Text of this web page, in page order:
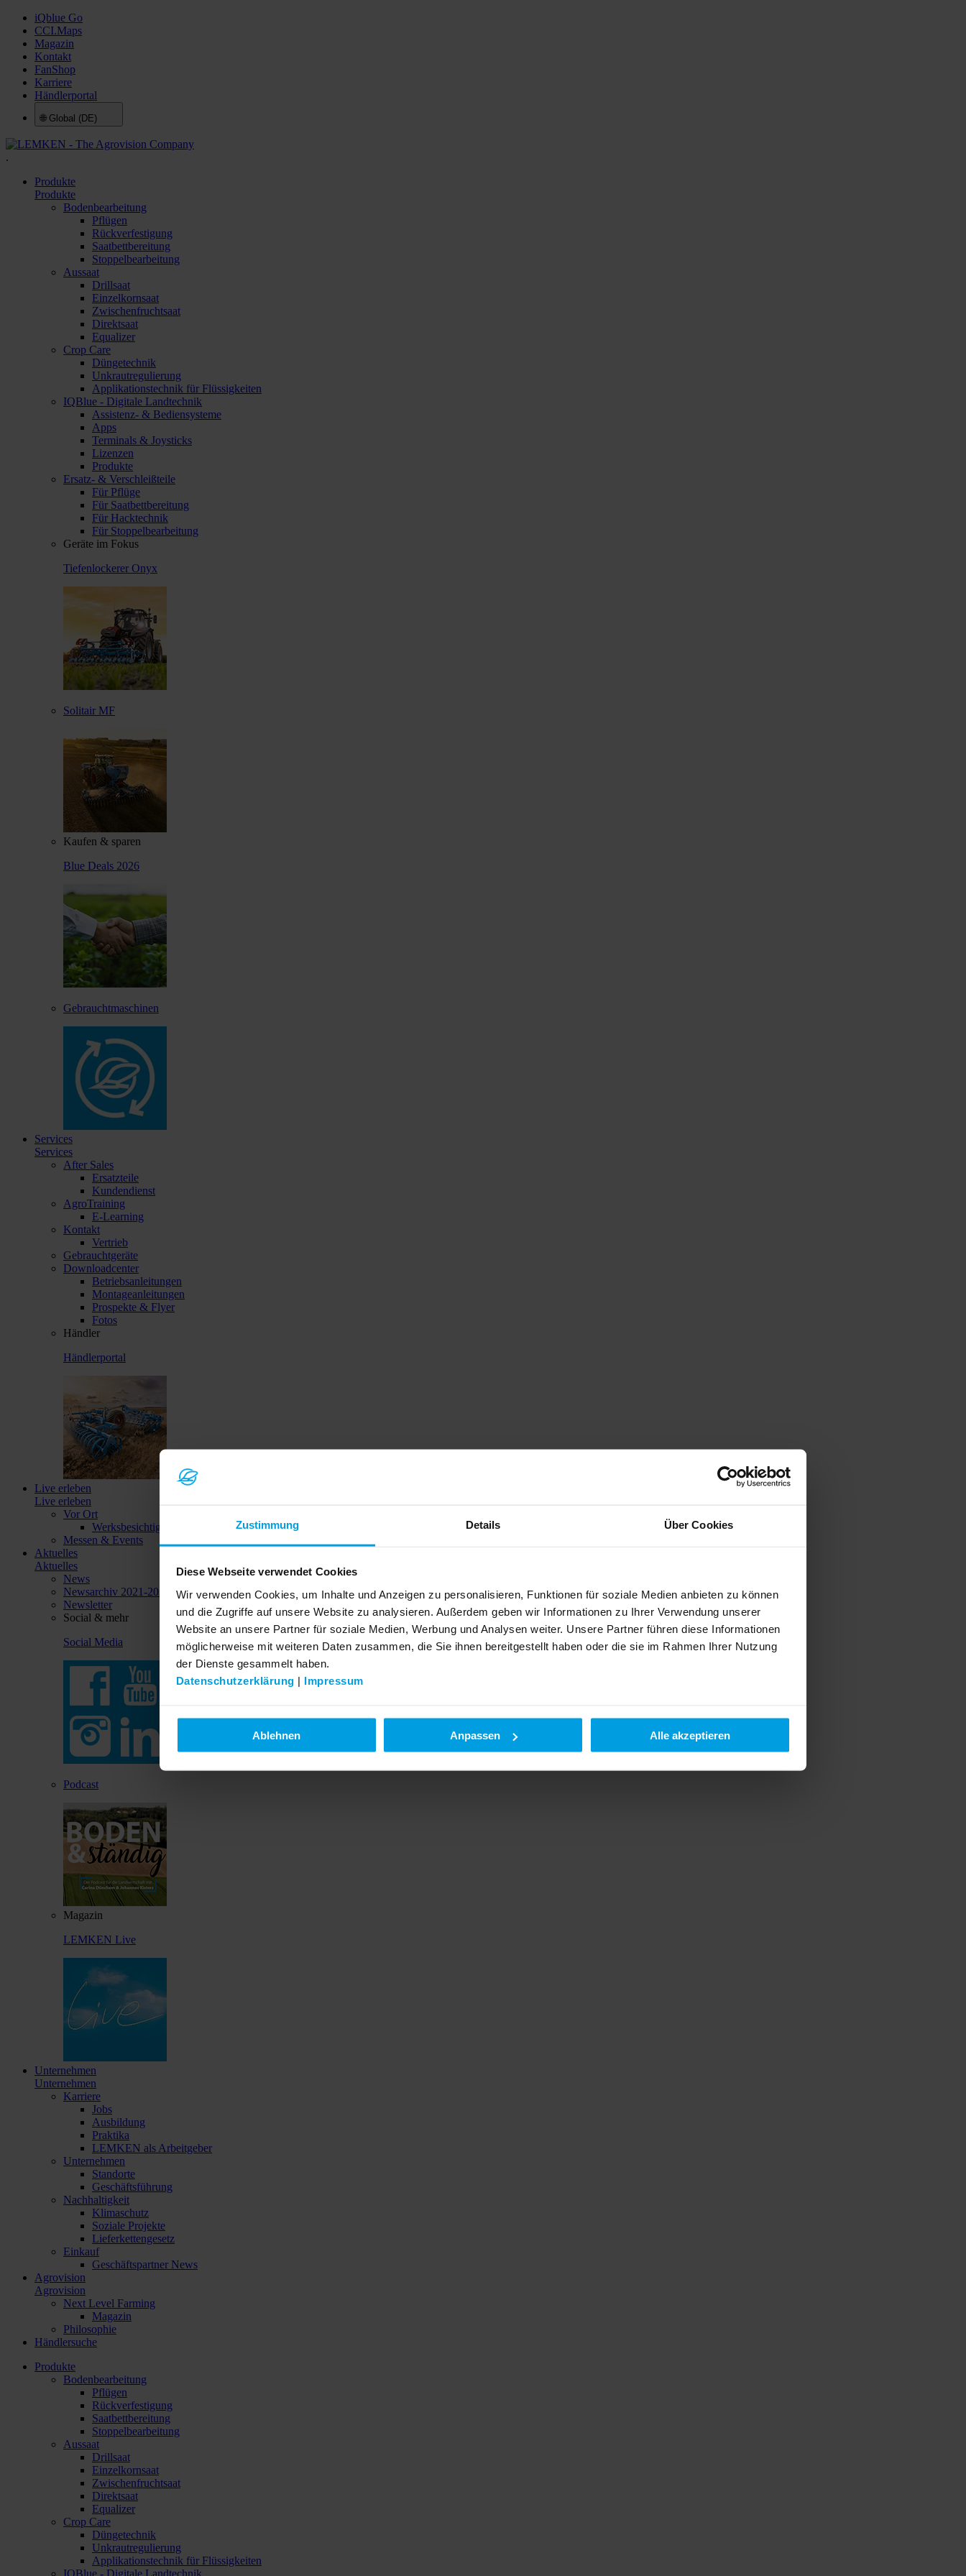
Zustimmung Details Über Cookies
Diese Webseite verwendet Cookies
Wir verwenden Cookies, um Inhalte und Anzeigen zu personalisieren, Funktionen für soziale Medien anbieten zu können
und die Zugriffe auf unsere Website zu analysieren. Außerdem geben wir Informationen zu Ihrer Verwendung unserer
Website an unsere Partner für soziale Medien, Werbung und Analysen weiter. Unsere Partner führen diese Informationen
möglicherweise mit weiteren Daten zusammen, die Sie ihnen bereitgestellt haben oder die sie im Rahmen Ihrer Nutzung
der Dienste gesammelt haben.
Datenschutzerklärung | Impressum
Ablehnen Anpassen Alle akzeptieren
iQblue Go
CCI.Maps
Magazin
Kontakt
FanShop
Karriere
Händlerportal
🌐 Global (DE)
.
Produkte
Produkte
Bodenbearbeitung
Pflügen
Rückverfestigung
Saatbettbereitung
Stoppelbearbeitung
Aussaat
Drillsaat
Einzelkornsaat
Zwischenfruchtsaat
Direktsaat
Equalizer
Crop Care
Düngetechnik
Unkrautregulierung
Applikationstechnik für Flüssigkeiten
IQBlue - Digitale Landtechnik
Assistenz- & Bediensysteme
Apps
Terminals & Joysticks
Lizenzen
Produkte
Ersatz- & Verschleißteile
Für Pflüge
Für Saatbettbereitung
Für Hacktechnik
Für Stoppelbearbeitung
Geräte im Fokus
Tiefenlockerer Onyx
Solitair MF
Kaufen & sparen
Blue Deals 2026
Gebrauchtmaschinen
Services
Services
After Sales
Ersatzteile
Kundendienst
AgroTraining
E-Learning
Kontakt
Vertrieb
Gebrauchtgeräte
Downloadcenter
Betriebsanleitungen
Montageanleitungen
Prospekte & Flyer
Fotos
Händler
Händlerportal
Live erleben
Live erleben
Vor Ort
Werksbesichtigungen
Messen & Events
Aktuelles
Aktuelles
News
Newsarchiv 2021-2023
Newsletter
Social & mehr
Social Media
Podcast
Magazin
LEMKEN Live
Unternehmen
Unternehmen
Karriere
Jobs
Ausbildung
Praktika
LEMKEN als Arbeitgeber
Unternehmen
Standorte
Geschäftsführung
Nachhaltigkeit
Klimaschutz
Soziale Projekte
Lieferkettengesetz
Einkauf
Geschäftspartner News
Agrovision
Agrovision
Next Level Farming
Magazin
Philosophie
Händlersuche
Produkte
Bodenbearbeitung
Pflügen
Rückverfestigung
Saatbettbereitung
Stoppelbearbeitung
Aussaat
Drillsaat
Einzelkornsaat
Zwischenfruchtsaat
Direktsaat
Equalizer
Crop Care
Düngetechnik
Unkrautregulierung
Applikationstechnik für Flüssigkeiten
IQBlue - Digitale Landtechnik